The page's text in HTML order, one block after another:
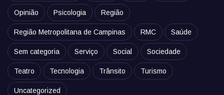
Opinião Psicologia Região
Região Metropolitana de Campinas RMC Saúde
Sem categoria Serviço Social Sociedade
Teatro Tecnologia Trânsito Turismo
Uncategorized